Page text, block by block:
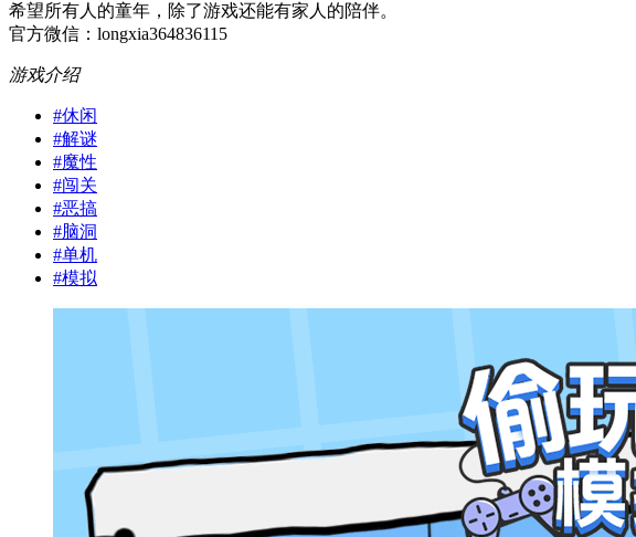
希望所有人的童年，除了游戏还能有家人的陪伴。
官方微信：longxia364836115
游戏介绍
#休闲
#解谜
#魔性
#闯关
#恶搞
#脑洞
#单机
#模拟